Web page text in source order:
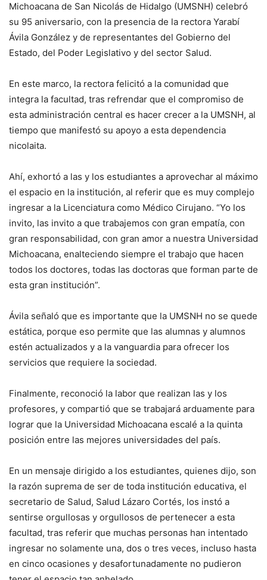
Michoacana de San Nicolás de Hidalgo (UMSNH) celebró
su 95 aniversario, con la presencia de la rectora Yarabí
Ávila González y de representantes del Gobierno del
Estado, del Poder Legislativo y del sector Salud.
En este marco, la rectora felicitó a la comunidad que
integra la facultad, tras refrendar que el compromiso de
esta administración central es hacer crecer a la UMSNH, al
tiempo que manifestó su apoyo a esta dependencia
nicolaita.
Ahí, exhortó a las y los estudiantes a aprovechar al máximo
el espacio en la institución, al referir que es muy complejo
ingresar a la Licenciatura como Médico Cirujano. “Yo los
invito, las invito a que trabajemos con gran empatía, con
gran responsabilidad, con gran amor a nuestra Universidad
Michoacana, enalteciendo siempre el trabajo que hacen
todos los doctores, todas las doctoras que forman parte de
esta gran institución”.
Ávila señaló que es importante que la UMSNH no se quede
estática, porque eso permite que las alumnas y alumnos
estén actualizados y a la vanguardia para ofrecer los
servicios que requiere la sociedad.
Finalmente, reconoció la labor que realizan las y los
profesores, y compartió que se trabajará arduamente para
lograr que la Universidad Michoacana escalé a la quinta
posición entre las mejores universidades del país.
En un mensaje dirigido a los estudiantes, quienes dijo, son
la razón suprema de ser de toda institución educativa, el
secretario de Salud, Salud Lázaro Cortés, los instó a
sentirse orgullosas y orgullosos de pertenecer a esta
facultad, tras referir que muchas personas han intentado
ingresar no solamente una, dos o tres veces, incluso hasta
en cinco ocasiones y desafortunadamente no pudieron